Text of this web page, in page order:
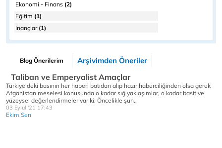
Ekonomi - Finans (2)
Eğitim (1)
İnançlar(1)
Blog Önerilerim Arşivimden Öneriler
Taliban ve Emperyalist Amaçlar
Türkiye'deki basının her haberi batıdan alıp hazır haberciliğinden olsa gerek
Afganistan meselesi konusunda o kadar sığ yaklaşımlar, o kadar basit ve
yüzeysel değerlendirmeler var ki. Öncelikle şun..
03 Eylül '21 17:43
Ekim Sen